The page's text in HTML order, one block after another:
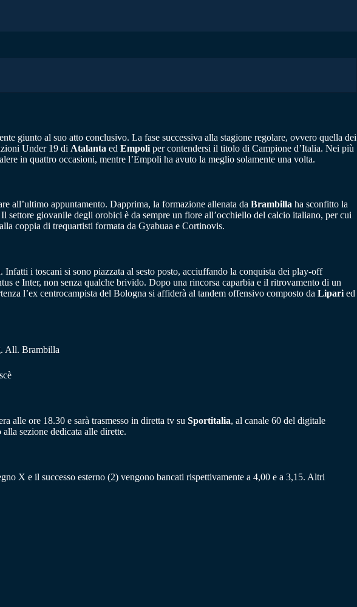
giunto al suo atto conclusivo. La fase successiva alla stagione regolare, ovvero quella dei
Under 19 di Atalanta ed Empoli per contendersi il titolo di Campione d’Italia. Nei più
in quattro occasioni, mentre l’Empoli ha avuto la meglio solamente una volta.
all’ultimo appuntamento. Dapprima, la formazione allenata da Brambilla ha sconfitto la
settore giovanile degli orobici è da sempre un fiore all’occhiello del calcio italiano, per cui
coppia di trequartisti formata da Gyabuaa e Cortinovis.
i toscani si sono piazzata al sesto posto, acciuffando la conquista dei play-off
e Inter, non senza qualche brivido. Dopo una rincorsa caparbia e il ritrovamento di un
l’ex centrocampista del Bologna si affiderà al tandem offensivo composto da Lipari ed
All. Brambilla
alle ore 18.30 e sarà trasmesso in diretta tv su Sportitalia, al canale 60 del digitale
sezione dedicata alle dirette.
X e il successo esterno (2) vengono bancati rispettivamente a 4,00 e a 3,15. Altri